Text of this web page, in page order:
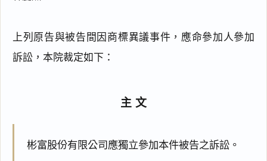
上列原告與被告間因商標異議事件，應命參加人參加
訴訟，本院裁定如下：
主文
彬富股份有限公司應獨立參加本件被告之訴訟。